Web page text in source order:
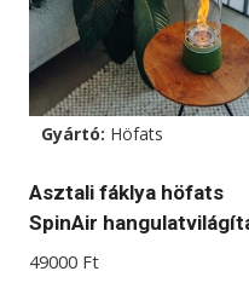
Gyártó: Höfats
Asztali fáklya höfats
SpinAir
49000 Ft